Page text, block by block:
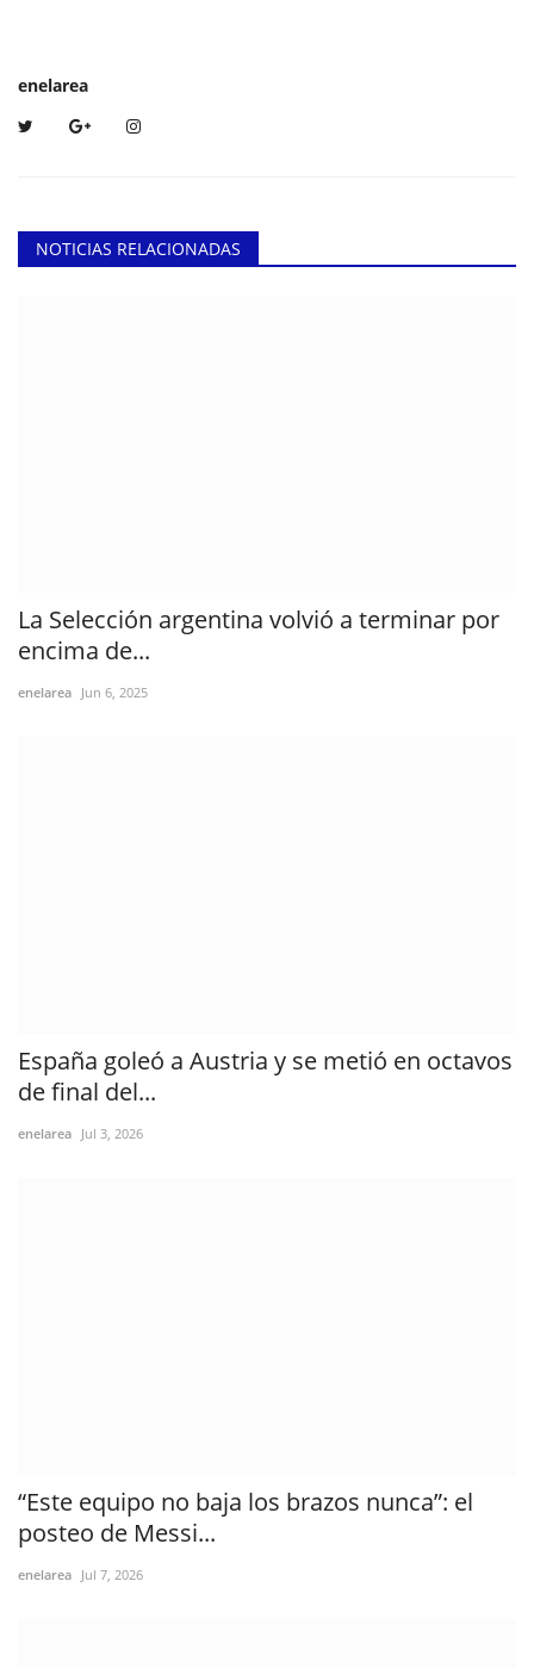
enelarea
NOTICIAS RELACIONADAS
La Selección argentina volvió a terminar por
encima de...
enelarea Jun 6, 2025
España goleó a Austria y se metió en octavos
de final del...
enelarea Jul 3, 2026
“Este equipo no baja los brazos nunca”: el
posteo de Messi...
enelarea Jul 7, 2026